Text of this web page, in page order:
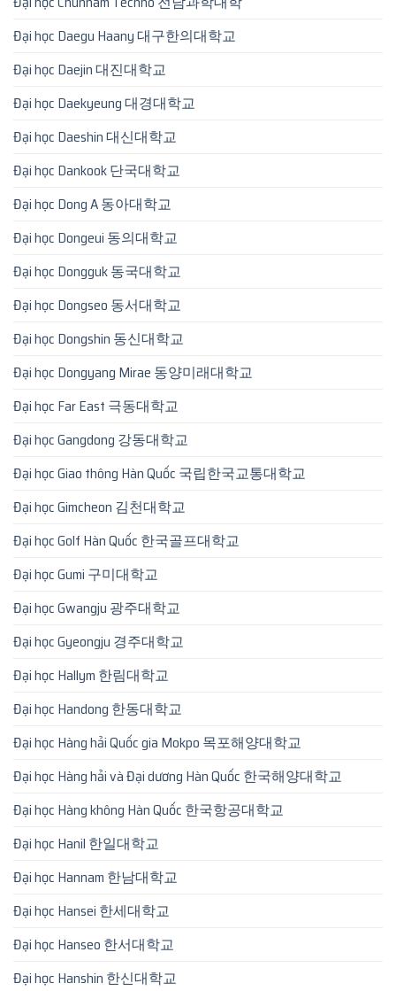
Đại học Daegu Haany 대구한의대학교
Đại học Daejin 대진대학교
Đại học Daekyeung 대경대학교
Đại học Daeshin 대신대학교
Đại học Dankook 단국대학교
Đại học Dong A 동아대학교
Đại học Dongeui 동의대학교
Đại học Dongguk 동국대학교
Đại học Dongseo 동서대학교
Đại học Dongshin 동신대학교
Đại học Dongyang Mirae 동양미래대학교
Đại học Far East 극동대학교
Đại học Gangdong 강동대학교
Đại học Giao thông Hàn Quốc 국립한국교통대학교
Đại học Gimcheon 김천대학교
Đại học Golf Hàn Quốc 한국골프대학교
Đại học Gumi 구미대학교
Đại học Gwangju 광주대학교
Đại học Gyeongju 경주대학교
Đại học Hallym 한림대학교
Đại học Handong 한동대학교
Đại học Hàng hải Quốc gia Mokpo 목포해양대학교
Đại học Hàng hải và Đại dương Hàn Quốc 한국해양대학교
Đại học Hàng không Hàn Quốc 한국항공대학교
Đại học Hanil 한일대학교
Đại học Hannam 한남대학교
Đại học Hansei 한세대학교
Đại học Hanseo 한서대학교
Đại học Hanshin 한신대학교